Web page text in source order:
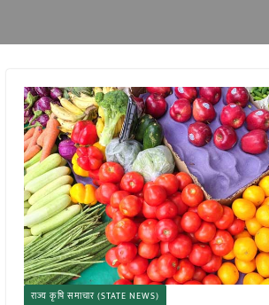
राज्य कृषि समाचार (STATE NEWS)